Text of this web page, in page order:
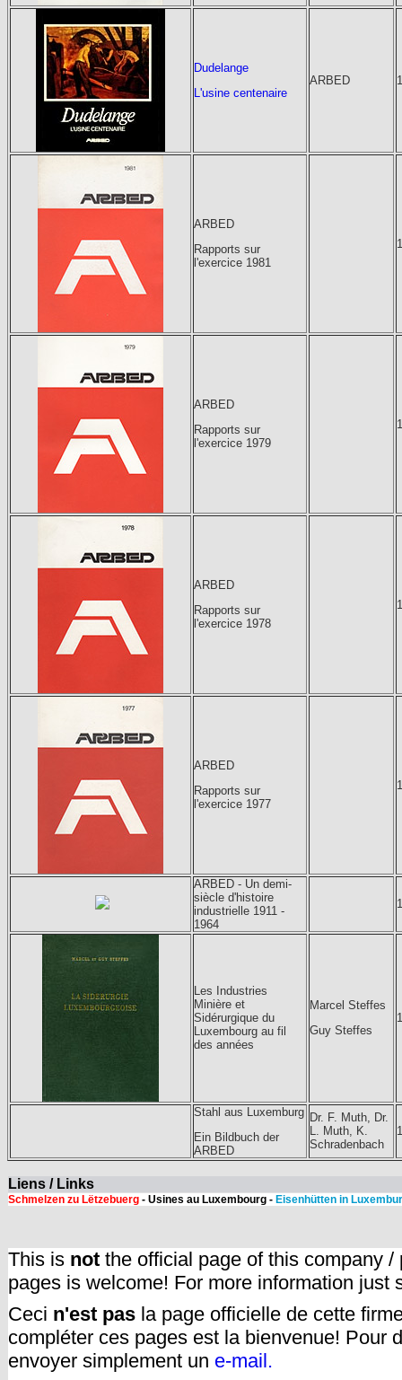
Dudelange
L'usine centenaire
ARBED
ARBED
Rapports sur
l'exercice 1981
ARBED
Rapports sur
l'exercice 1979
ARBED
Rapports sur
l'exercice 1978
ARBED
Rapports sur
l'exercice 1977
ARBED - Un demi-
siècle d'histoire
industrielle 1911 -
1964
Les Industries
Minière et
Sidérurgique du
Luxembourg au fil
des années
Marcel Steffes
Guy Steffes
Stahl aus Luxemburg
Ein Bildbuch der
ARBED
Dr. F. Muth, Dr.
L. Muth, K.
Schradenbach
Liens / Links
Schmelzen zu Lëtzebuerg - Usines au Luxembourg - Eisenhütten in
This is not the official page of this company
pages is welcome! For more information just
Ceci n'est pas la page officielle de cette
compléter ces pages est la bienvenue! Pour
envoyer simplement un e-mail.